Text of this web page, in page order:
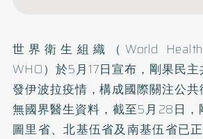
世界衛生組織（World Health
WHO）於5月17日宣布，剛果民
發伊波拉疫情，構成國際關注公
無國界醫生資料，截至5月28日
圖里省、北基伍省及南基伍省已